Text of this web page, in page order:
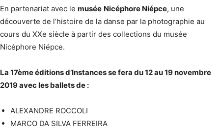
En partenariat avec le musée Nicéphore Niépce, une
découverte de l’histoire de la danse par la photographie au
cours du XXe siècle à partir des collections du musée
Nicéphore Niépce.
La 17ème éditions d’Instances se fera du 12 au 19 novembre
2019 avec les ballets de :
ALEXANDRE ROCCOLI
MARCO DA SILVA FERREIRA